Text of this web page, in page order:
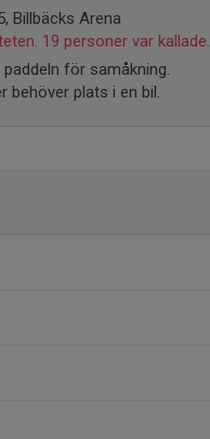
Billbäcks Arena
19 personer var kallade.
paddeln för samåkning.
behöver plats i en bil.